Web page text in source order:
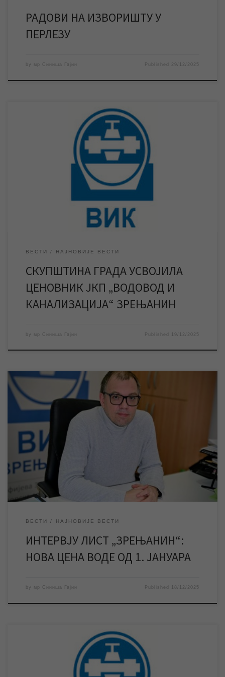
РАДОВИ НА ИЗВОРИШТУ У
ПЕРЛЕЗУ
by мр Синиша Гајин Published 29/12/2025
Скупштина града Зрењанина је 17. децембра 2025. године
усвојила Ценовник ЈКП „Водовод и канализација“ Зрењанин
који ће се примењивати од 01. јануара 2026. године. Скупштина
града Зрењанина је на седници одржаној 17. децембра 2025.
године усвојила Ценовник ЈКП „Водовод и канализација“
Зрењанин, на предлог Надзорног одбора предузећа од
ВЕСТИ НАЈНОВИЈЕ ВЕСТИ
СКУПШТИНА ГРАДА УСВОЈИЛА
ЦЕНОВНИК ЈКП „ВОДОВОД И
КАНАЛИЗАЦИЈА“ ЗРЕЊАНИН
by мр Синиша Гајин Published 19/12/2025
На другој страни регионалног листа „Зрењанин“ од 12.
децембра, објављен је интервју у ком је саговорник уредници
листа Мирослави Малбашки био мр Синиша Гајин, руководилац
Службе информисања и пословних комуникација ЈКП „Водовод
и канализација“ Зрењанин. Тема интервјуа је била најављена
корекција цене воде која ће се примењивати од 1. јануара,
[…]
ВЕСТИ НАЈНОВИЈЕ ВЕСТИ
ИНТЕРВЈУ ЛИСТ „ЗРЕЊАНИН“:
НОВА ЦЕНА ВОДЕ ОД 1. ЈАНУАРА
by мр Синиша Гајин Published 18/12/2025
Нови извештаји о анализама воде из градске водоводне
мреже и са излаза са постројења објављени су на сајту ЈКП